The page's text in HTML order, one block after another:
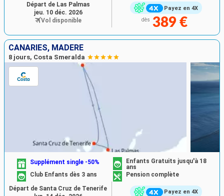
Payez en 4X
dès 389 €
Départ de Las Palmas
jeu. 10 déc. 2026
Vol disponible
CANARIES, MADÈRE
8 jours, Costa Smeralda
Payez en 4X
Supplément single -50%
Enfants Gratuits jusqu'à 18
ans
Club Enfants dès 3 ans
Pension complète
Départ de Santa Cruz de Tenerife